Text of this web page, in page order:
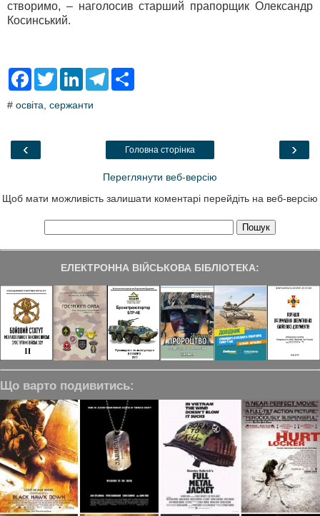
створимо, – наголосив старший прапорщик Олександр
Косинський.
F
e
o
T
t
L
k
T
a
# освіта сержанти
‹ ›
Головна сторінка
Переглянути веб-версію
Щоб мати можливість залишати коментарі перейдіть на веб-версію
ЕЛЕКТРОННА ВІЙСЬКОВА БІБЛІОТЕКА:
Що варто подивитись: